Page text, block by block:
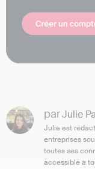
parJulie
Julie est
entreprises
toutes ses
accessible à